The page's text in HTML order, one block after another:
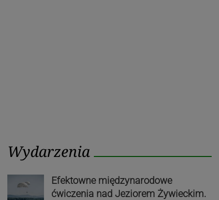
Wydarzenia
Efektowne międzynarodowe
ćwiczenia nad Jeziorem Żywieckim.